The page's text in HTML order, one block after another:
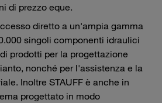
di prezzo eque.
diretto a un'ampia gamma
singoli componenti idraulici
prodotti per la progettazione
nonché per l'assistenza e la
Inoltre STAUFF è anche in
progettato in modo